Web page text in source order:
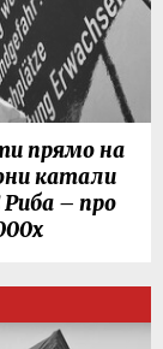
прямо на
катали
– про